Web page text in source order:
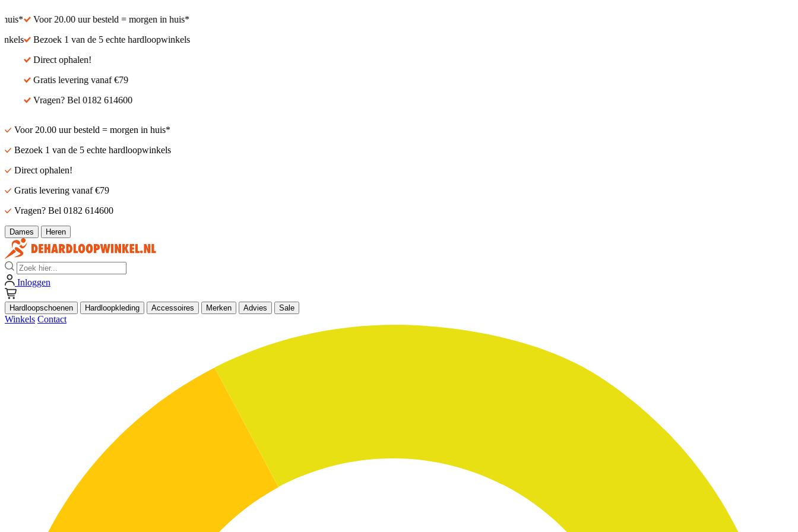
Voor 20.00 uur besteld = morgen in huis*
Bezoek 1 van de 5 echte hardloopwinkels
Direct ophalen!
Gratis levering vanaf €79
Vragen? Bel 0182 614600
Voor 20.00 uur besteld = morgen in huis*
Bezoek 1 van de 5 echte hardloopwinkels
Direct ophalen!
Gratis levering vanaf €79
Vragen? Bel 0182 614600
Dames Heren
Zoek
Inloggen
Hardloopschoenen Hardloopkleding Accessoires Merken Advies Sale
Winkels Contact